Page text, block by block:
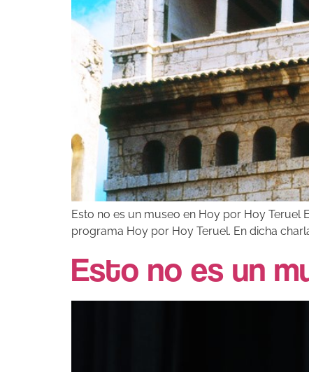
Esto no es un museo en Hoy por Hoy Teruel
programa Hoy por Hoy Teruel. En dicha
Esto no es un